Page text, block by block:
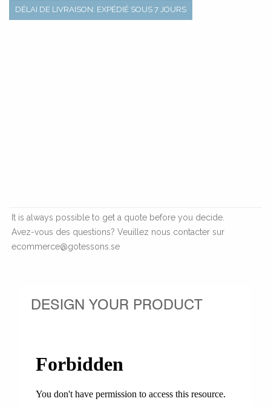
DÉLAI DE LIVRAISON: EXPÉDIÉ SOUS 7 JOURS
It is always possible to get a quote before you decide.
Avez-vous des questions? Veuillez nous contacter sur
ecommerce@gotessons.se
DESIGN YOUR PRODUCT